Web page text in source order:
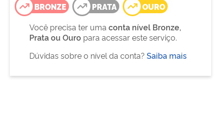
BRONZE PRATA
OURO
Você precisa ter uma conta nível Bronze,
Prata ou Ouro para acessar este serviço.
Dúvidas sobre o nível da conta? Saiba mais